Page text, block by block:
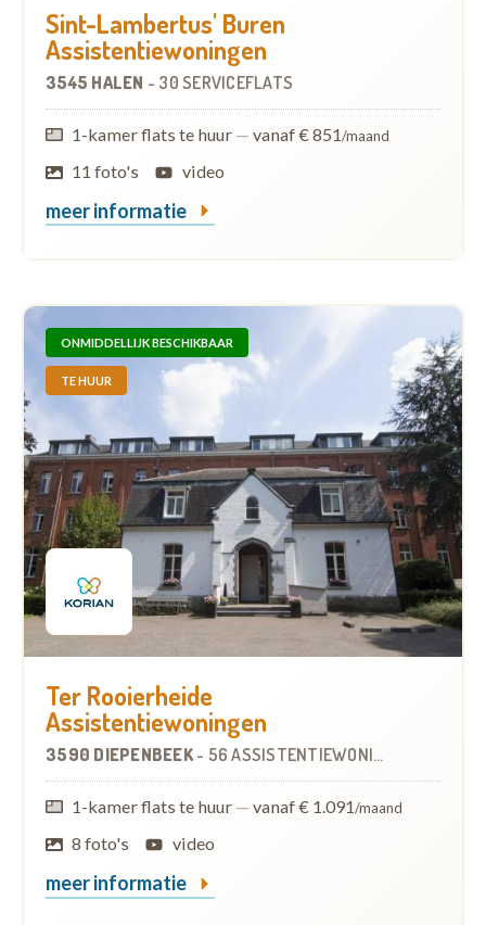
Sint-Lambertus' Buren
Assistentiewoningen
3545 HALEN - 30 SERVICEFLATS
1-kamer flats te huur — vanaf € 851/maand
11 foto's video
meer informatie
ONMIDDELLIJK BESCHIKBAAR
TE HUUR
Ter Rooierheide
Assistentiewoningen
3590 DIEPENBEEK- 56 ASSISTENTIEWONINGEN
1-kamer flats te huur — vanaf € 1.091/maand
8 foto's video
meer informatie